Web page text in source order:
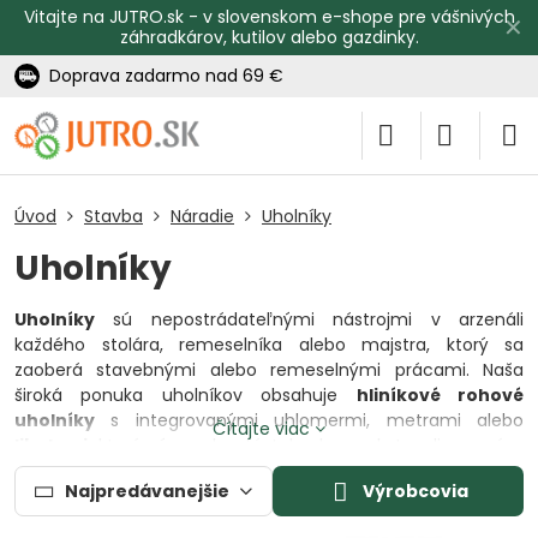
✕
Vitajte na JUTRO.sk - v slovenskom e-shope pre vášnivých
záhradkárov, kutilov alebo gazdinky.
Doprava zadarmo nad 69 €
Úvod Stavba Náradie Uholníky
Uholníky
Uholníky sú nepostrádateľnými nástrojmi v arzenáli
každého stolára, remeselníka alebo majstra, ktorý sa
zaoberá stavebnými alebo remeselnými prácami. Naša
široká ponuka uholníkov obsahuje hliníkové rohové
uholníky s integrovanými uhlomermi, metrami alebo
, ktoré sú navrhnuté tak, aby poskytovali presné a
spoľahlivé meranie a značenie uholov.
Hliníkové rohové uholníkysú vyrobené z odolného
Čítajte viac
Najpredávanejšie Výrobcovia